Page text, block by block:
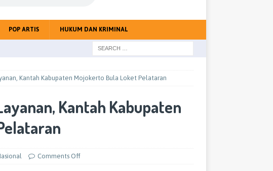
POP ARTIS HUKUM DAN KRIMINAL
Kantah Kabupaten Mojokerto Bula Loket Pelataran
Kantah Kabupaten
Comments Off